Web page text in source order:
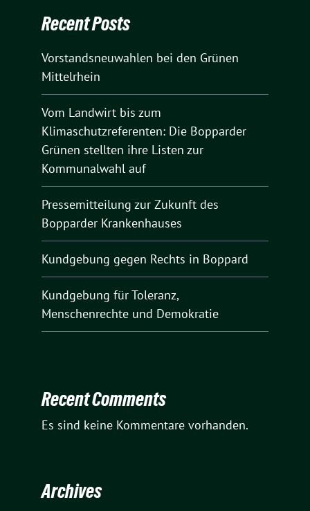
Recent Posts
Vorstandsneuwahlen bei den Grünen
Mittelrhein
Vom Landwirt bis zum
Klimaschutzreferenten: Die Bopparder
Grünen stellten ihre Listen zur
Kommunalwahl auf
Pressemitteilung zur Zukunft des
Bopparder Krankenhauses
Kundgebung gegen Rechts in Boppard
Kundgebung für Toleranz,
Menschenrechte und Demokratie
Recent Comments
Es sind keine Kommentare vorhanden.
Archives